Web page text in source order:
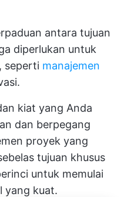
antara tujuan
diperlukan untuk
seperti manajemen
kiat yang Anda
dan berpegang
proyek yang
tujuan khusus
untuk memulai
yang kuat.